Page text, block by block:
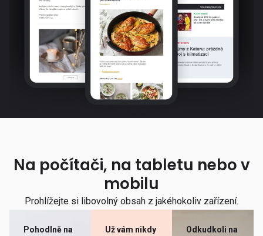
Na počítači, na tabletu nebo v
mobilu
Prohlížejte si libovolný obsah z jakéhokoliv zařízení.
Pohodlně na
Už vám nikdy
Odkudkoli na